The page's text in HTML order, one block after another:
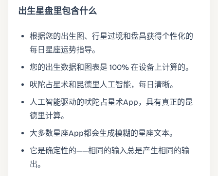
出生星盘里包含什么
根据您的出生图、行星过境和盘昌获得个性化的
每日星座运势指导。
您的出生数据和图表是 100% 在设备上计算的。
吠陀占星术和昆德里人工智能，每日清晰。
人工智能驱动的吠陀占星术App，具有真正的昆
德里计算。
大多数星座App都会生成模糊的星座文本。
它是确定性的——相同的输入总是产生相同的输
出。